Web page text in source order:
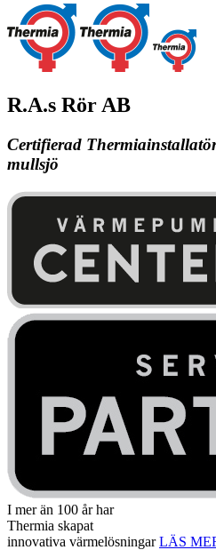
R.A.s Rör AB
Certifierad
mullsjö
I mer än 100 år har
Thermia skapat
innovativa värmelösningar LÄS